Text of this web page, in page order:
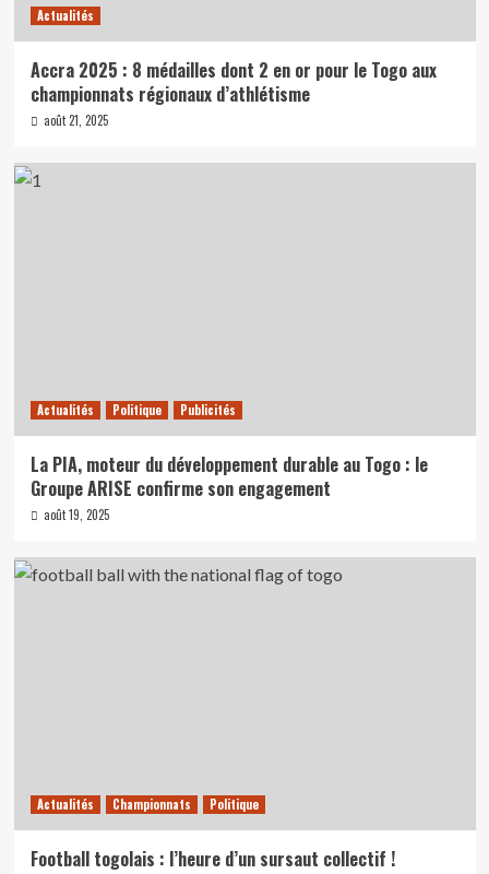
Actualités
Accra 2025 : 8 médailles dont 2 en or pour le Togo aux
championnats régionaux d’athlétisme
août 21, 2025
Actualités Politique Publicités
La PIA, moteur du développement durable au Togo : le
Groupe ARISE confirme son engagement
août 19, 2025
Actualités Championnats Politique
Football togolais : l’heure d’un sursaut collectif !